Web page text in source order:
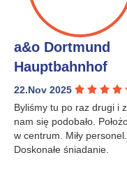
a&o Dortmund
Hauptbahnhof
22.Nov 2025
Byliśmy tu po raz drugi i
nam się podobało.
w centrum. Miły personel.
Doskonałe śniadanie.